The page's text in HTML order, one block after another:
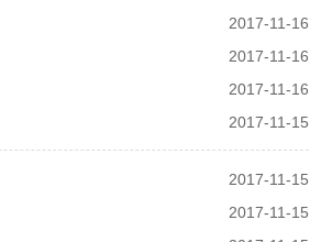
2017-11-16
2017-11-16
2017-11-16
2017-11-15
2017-11-15
2017-11-15